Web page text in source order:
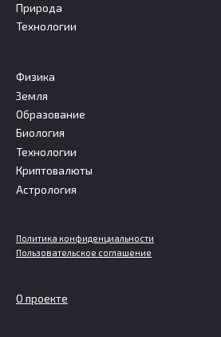
Природа
Технологии
Физика
Земля
Образование
Биология
Технологии
Криптовалюты
Астрология
Политика конфиденциальности
Пользовательское соглашение
О проекте